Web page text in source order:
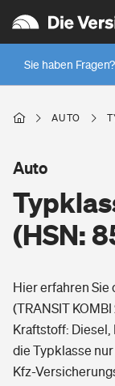
Sie haben Fragen?
Wer versichert
Regionalklassen:
Wer versichert
Wohnen
Freizeit
Pri­vate Haft­pflicht­
Gesundheit
AUTO
(HSN:
Auto
Hier erfahren Sie
(TRANSIT
Kraftstoff: Diesel,
die Typklasse
Kfz-